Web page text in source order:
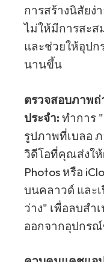
การสร้างนิสัยง่
ไม่ให้มีการสะ
และช่วยให้อุป
นานขึ้น
ตรวจสอบภาพ
ประจำ: ทำการ
รูปภาพที่เบลอ
วิดีโอที่คุณส่งให้
Photos หรือ
บนคลาวด์ และ
ว่าง" เพื่อลบส
ออกจากอุปกร